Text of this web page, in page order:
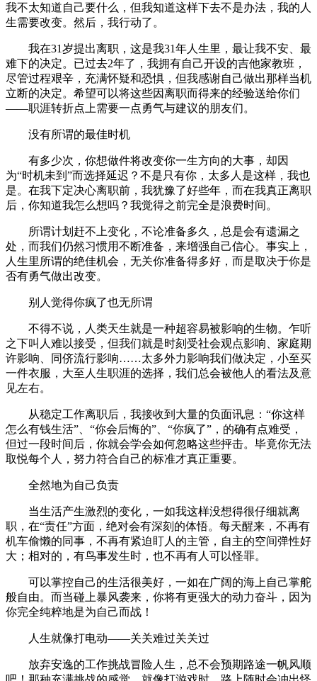
我不太知道自己要什么，但我知道这样下去不是办法，我的人
生需要改变。然后，我行动了。
我在31岁提出离职，这是我31年人生里，最让我不安、最
难下的决定。已过去2年了，我拥有自己开设的吉他家教班，
尽管过程艰辛，充满怀疑和恐惧，但我感谢自己做出那样当机
立断的决定。希望可以将这些因离职而得来的经验送给你们
——职涯转折点上需要一点勇气与建议的朋友们。
没有所谓的最佳时机
有多少次，你想做件将改变你一生方向的大事，却因
为“时机未到”而选择延迟？不是只有你，太多人是这样，我也
是。在我下定决心离职前，我犹豫了好些年，而在我真正离职
后，你知道我怎么想吗？我觉得之前完全是浪费时间。
所谓计划赶不上变化，不论准备多久，总是会有遗漏之
处，而我们仍然习惯用不断准备，来增强自己信心。事实上，
人生里所谓的绝佳机会，无关你准备得多好，而是取决于你是
否有勇气做出改变。
别人觉得你疯了也无所谓
不得不说，人类天生就是一种超容易被影响的生物。乍听
之下叫人难以接受，但我们就是时刻受社会观点影响、家庭期
许影响、同侪流行影响……太多外力影响我们做决定，小至买
一件衣服，大至人生职涯的选择，我们总会被他人的看法及意
见左右。
从稳定工作离职后，我接收到大量的负面讯息：“你这样
怎么有钱生活”、“你会后悔的”、“你疯了”，的确有点难受，
但过一段时间后，你就会学会如何忽略这些抨击。毕竟你无法
取悦每个人，努力符合自己的标准才真正重要。
全然地为自己负责
当生活产生激烈的变化，一如我这样没想得很仔细就离
职，在“责任”方面，绝对会有深刻的体悟。每天醒来，不再有
机车偷懒的同事，不再有紧迫盯人的主管，自主的空间弹性好
大；相对的，有鸟事发生时，也不再有人可以怪罪。
可以掌控自己的生活很美好，一如在广阔的海上自己掌舵
般自由。而当碰上暴风袭来，你将有更强大的动力奋斗，因为
你完全纯粹地是为自己而战！
人生就像打电动——关关难过关关过
放弃安逸的工作挑战冒险人生，总不会预期路途一帆风顺